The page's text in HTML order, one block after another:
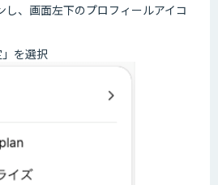
、画面左下のプロフィールアイコ
を選択